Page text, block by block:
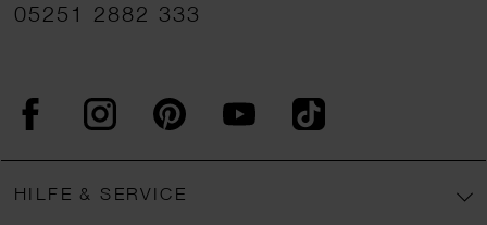
05251 2882 333
FacebookInstagram PinterestYouTubeTikTok
HILFE & SERVICE